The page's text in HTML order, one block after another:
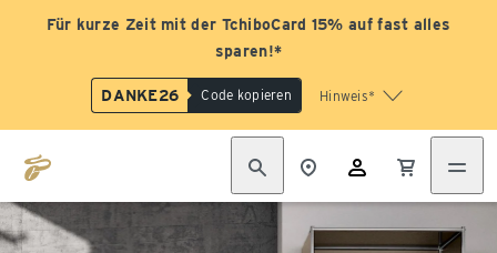
Für kurze Zeit mit der TchiboCard 15% auf fast alles
sparen!*
DANKE26 Code kopieren Hinweis*